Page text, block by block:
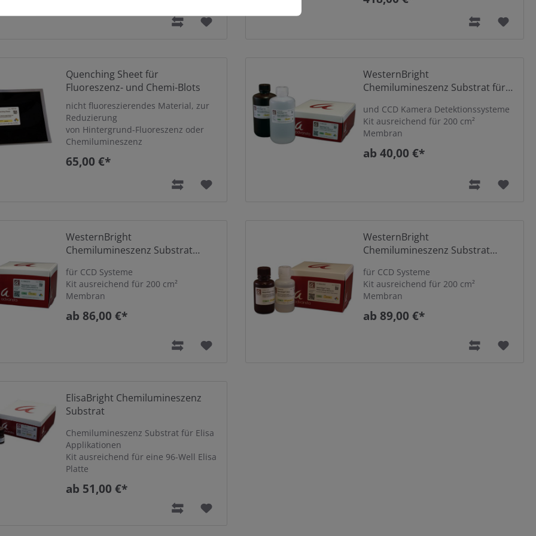
Quenching Sheet für
Fluoreszenz- und Chemi-Blots
nicht fluoreszierendes Material, zur
Reduzierung
von Hintergrund-Fluoreszenz oder
Chemilumineszenz
65,00 €*
WesternBright
Chemilumineszenz Substrat für
und CCD Kamera Detektionssysteme
Kit ausreichend für 200 cm²
Membran
ab 40,00 €*
WesternBright
Chemilumineszenz Substrat
für CCD Systeme
Kit ausreichend für 200 cm²
Membran
ab 86,00 €*
WesternBright
Chemilumineszenz Substrat
für CCD Systeme
Kit ausreichend für 200 cm²
Membran
ab 89,00 €*
ElisaBright Chemilumineszenz
Substrat
Chemilumineszenz Substrat für Elisa
Applikationen
Kit ausreichend für eine 96-Well Elisa
Platte
ab 51,00 €*